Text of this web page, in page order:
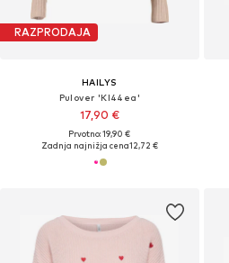
RAZPRODAJA
HAILYS
Pulover 'Kl44ea'
17,90 €
Prvotno: 19,90 €
Zadnja najnižja cena12,72 €